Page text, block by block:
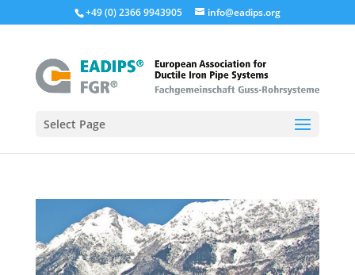
+49 (0) 2366 9943905 info@eadips.org
Select Page